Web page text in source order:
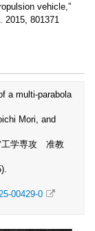
vehicle,”
2015, 801371
a multi-parabola
Mori, and
工学専攻 准教
00429-0